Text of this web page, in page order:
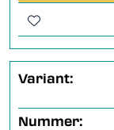
Variant:
Nummer: